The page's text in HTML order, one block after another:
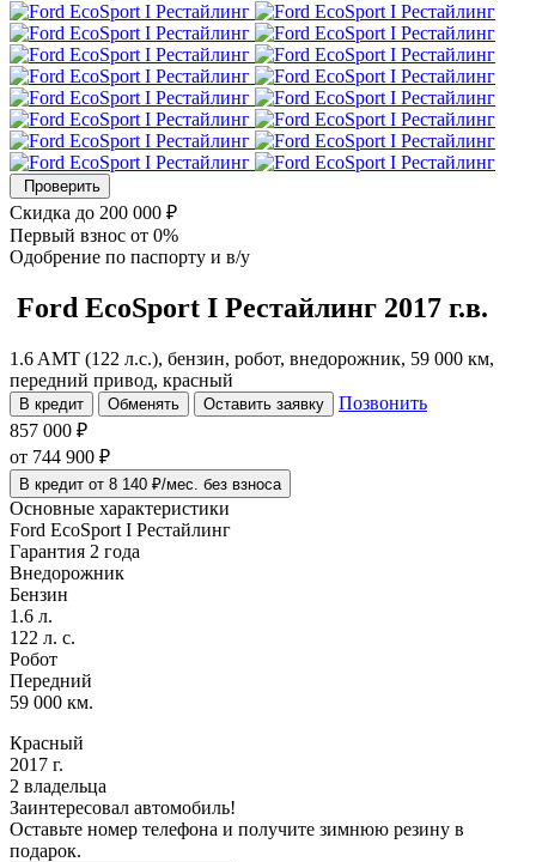
Проверить
Скидка до 200 000 ₽
Первый взнос от 0%
Одобрение по паспорту и в/у
Ford EcoSport I Рестайлинг 2017 г.в.
1.6 AMT (122 л.с.), бензин, робот, внедорожник, 59 000 км,
передний привод, красный
В кредит Обменять Оставить заявку
Позвонить
857 000 ₽
от 744 900 ₽
В кредит от 8 140 ₽/мес. без взноса
Основные характеристики
Ford EcoSport I Рестайлинг
Гарантия 2 года
Внедорожник
Бензин
1.6 л.
122 л. с.
Робот
Передний
59 000 км.
Красный
2017 г.
2 владельца
Заинтересовал автомобиль!
Оставьте номер телефона и получите зимнюю резину в
подарок.